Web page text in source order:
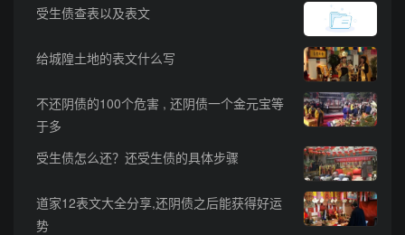
受生债查表以及表文
给城隍土地的表文什么写
不还阴债的100个危害 , 还阴债一个金元宝等
于多
受生债怎么还？还受生债的具体步骤
道家12表文大全分享,还阴债之后能获得好运
势